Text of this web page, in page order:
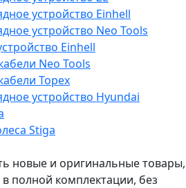
устройство Einhell
устройство Neo Tools
Einhell
Neo Tools
Topex
устройство Hyundai
Stiga
новые и оригинальные товары,
полной комплектации, без